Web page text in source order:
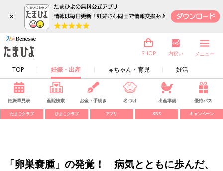
×
TOP 妊娠・出産 赤ちゃん・育児 妊活
SHOP 内祝い メニュー
妊娠早見表 産院検索 お金・手続き 名づけ 出産準備 優待パス
たまごクラブ ひよこクラブ アプリ SNS キャンペーン
「卵巣嚢腫」の発覚！ 病気とともに歩んだ、